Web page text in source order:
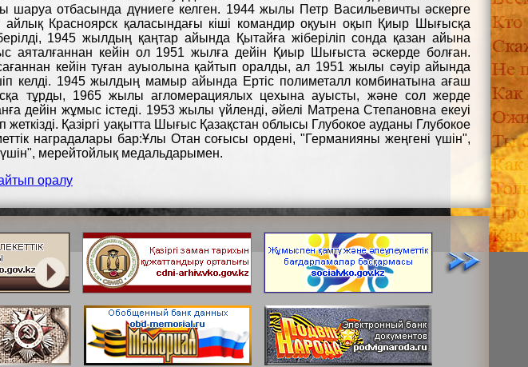
шаруа отбасында дүниеге келген. 1944 жылы Петр Васильевичты әскерге
айлық Красноярск қаласындағы кіші командир оқуын оқып Қиыр Шығысқа
1945 жылдың қаңтар айында Қытайға жіберіліп сонда қазан айына
аяталғаннан кейін ол 1951 жылға дейін Қиыр Шығыста әскерде болған.
кейін туған ауыолына қайтып оралды, ал 1951 жылы сәуір айында
келді. 1945 жылдың мамыр айында Ертіс полиметалл комбинатына ағаш
тұрды, 1965 жылы агломерациялых цехына ауысты, және сол жерде
дейін жұмыс істеді. 1953 жылы үйленді, әйелі Матрена Степановна екеуі
жеткізді. Қазіргі уақытта Шығыс Қазақстан облысы Глубокое ауданы Глубокое
наградалары бар:Ұлы Отан соғысы ордені, "Германияны жеңгені үшін",
мерейтойлық медальдарымен.
оралу